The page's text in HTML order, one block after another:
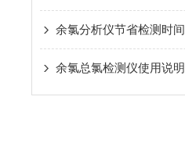
余氯分析仪节省检测时间
余氯总氯检测仪使用说明